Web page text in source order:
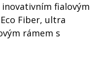
fialovým
Fiber, ultra
rámem s